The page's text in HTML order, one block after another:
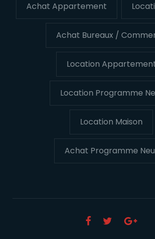
Achat Appartement
Achat Bureaux /
Location
Location Programme
Location Maison
Achat Programme